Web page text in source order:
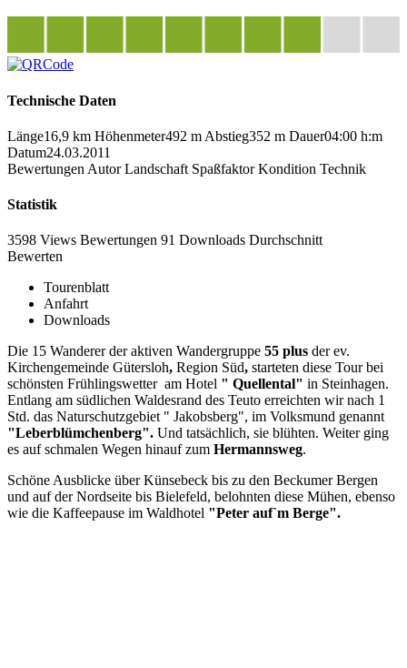
Technische Daten
Länge16,9 km Höhenmeter492 m Abstieg352 m Dauer04:00 h:m
Datum24.03.2011
Bewertungen Autor Landschaft Spaßfaktor Kondition Technik
Statistik
3598 Views Bewertungen 91 Downloads Durchschnitt
Bewerten
Tourenblatt
Anfahrt
Downloads
Die 15 Wanderer der aktiven Wandergruppe 55 plus der ev.
Kirchengemeinde Gütersloh, Region Süd, starteten diese Tour bei
schönsten Frühlingswetter am Hotel " Quellental" in Steinhagen.
Entlang am südlichen Waldesrand des Teuto erreichten wir nach 1
Std. das Naturschutzgebiet " Jakobsberg", im Volksmund genannt
"Leberblümchenberg". Und tatsächlich, sie blühten. Weiter ging
es auf schmalen Wegen hinauf zum Hermannsweg.
Schöne Ausblicke über Künsebeck bis zu den Beckumer Bergen
und auf der Nordseite bis Bielefeld, belohnten diese Mühen, ebenso
wie die Kaffeepause im Waldhotel "Peter auf`m Berge".